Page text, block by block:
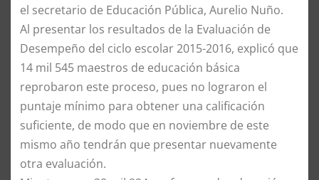
el secretario de Educación Pública, Aurelio Nuño.
Al presentar los resultados de la Evaluación de
Desempeño del ciclo escolar 2015-2016, explicó que
14 mil 545 maestros de educación básica
reprobaron este proceso, pues no lograron el
puntaje mínimo para obtener una calificación
suficiente, de modo que en noviembre de este
mismo año tendrán que presentar nuevamente
otra evaluación.